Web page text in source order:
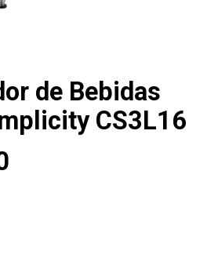
de Bebidas
CS3L16